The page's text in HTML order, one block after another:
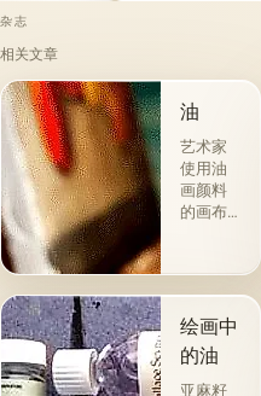
杂志
相关文章
油
艺术家
使用油
画颜料
的画布
的。 技
术a la
prima-
&quot;原
始
&quot;，
绘画中
的油
亚麻籽